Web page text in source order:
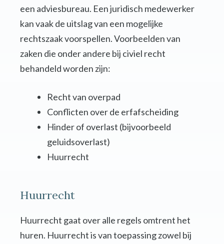
een adviesbureau. Een juridisch medewerker
kan vaak de uitslag van een mogelijke
rechtszaak voorspellen. Voorbeelden van
zaken die onder andere bij civiel recht
behandeld worden zijn:
Recht van overpad
Conflicten over de erfafscheiding
Hinder of overlast (bijvoorbeeld
geluidsoverlast)
Huurrecht
Huurrecht
Huurrecht gaat over alle regels omtrent het
huren. Huurrecht is van toepassing zowel bij